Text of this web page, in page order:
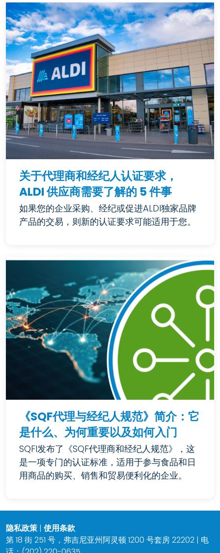
关于代理商和经纪人认证要求，
ALDI 供应商需要了解的 5 件事
如果您的企业采购、经纪或促进ALDI独家品牌
产品的交易，则新的认证要求可能适用于您。
《SQF代理与经纪人规范》简介：它
是什么、为何重要以及如何入门
SQFI发布了《SQF代理商和经纪人规范》，这
是一项专门的认证标准，适用于参与食品和日
用商品的购买、销售和贸易便利化的企业。
隐私政策 | 使用条款
第 18 街 251 号，弗吉尼亚州阿灵顿 1200 号套房 22202 | 电